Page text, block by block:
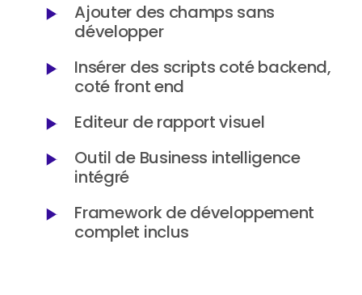
Ajouter des champs sans
développer
Insérer des scripts coté backend,
coté front end
Editeur de rapport visuel
Outil de Business intelligence
intégré
Framework de développement
complet inclus